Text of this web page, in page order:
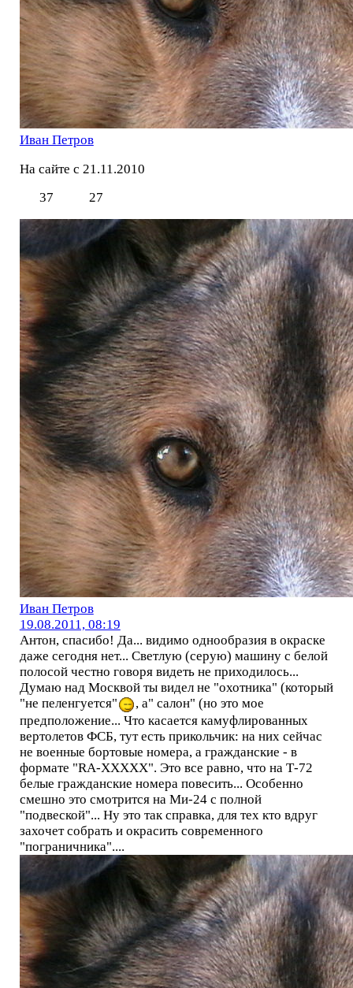
Иван Петров
На сайте с 21.11.2010
37
27
Иван Петров
19.08.2011, 08:19
Антон, спасибо! Да... видимо однообразия в окраске
даже сегодня нет... Светлую (серую) машину с белой
полосой честно говоря видеть не приходилось...
Думаю над Москвой ты видел не "охотника" (который
"не пеленгуется"
, а" салон" (но это мое
предположение... Что касается камуфлированных
вертолетов ФСБ, тут есть прикольчик: на них сейчас
не военные бортовые номера, а гражданские - в
формате "RА-ХХХХХ". Это все равно, что на Т-72
белые гражданские номера повесить... Особенно
смешно это смотрится на Ми-24 с полной
"подвеской"... Ну это так справка, для тех кто вдруг
захочет собрать и окрасить современного
"пограничника"....